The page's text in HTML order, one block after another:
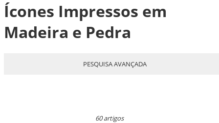
Ícones Impressos em
Madeira e Pedra
PESQUISA AVANÇADA
60 artigos